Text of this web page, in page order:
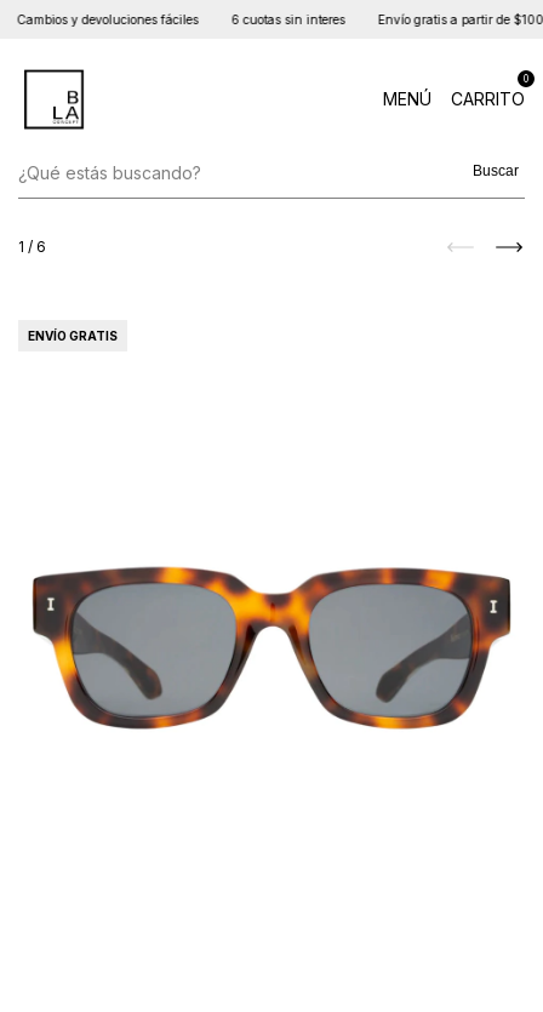
Cambios y devoluciones fáciles 6 cuotas sin interes Envío gratis a partir de
MENÚ CARRITO
0
Buscar
1 / 6
ENVÍO GRATIS